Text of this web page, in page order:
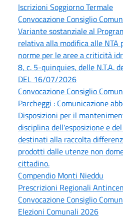
Iscrizioni Soggiorno Termale
Convocazione Consiglio
Variante sostanziale al
relativa alla modifica alle
norme per le aree a criticità
8, c. 5-quinquies, delle N.T.A.
DEL 16/07/2026
Convocazione Consiglio
Parcheggi : Comunicazione
Disposizioni per il
disciplina dell'esposizione e
destinati alla raccolta
prodotti dalle utenze non
cittadino.
Compendio Monti Nieddu
Prescrizioni Regionali
Convocazione Consiglio
Elezioni Comunali 2026